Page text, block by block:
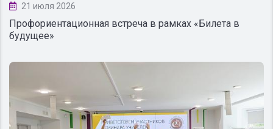
21 июля 2026
Профориентационная встреча в рамках «Билета в
будущее»